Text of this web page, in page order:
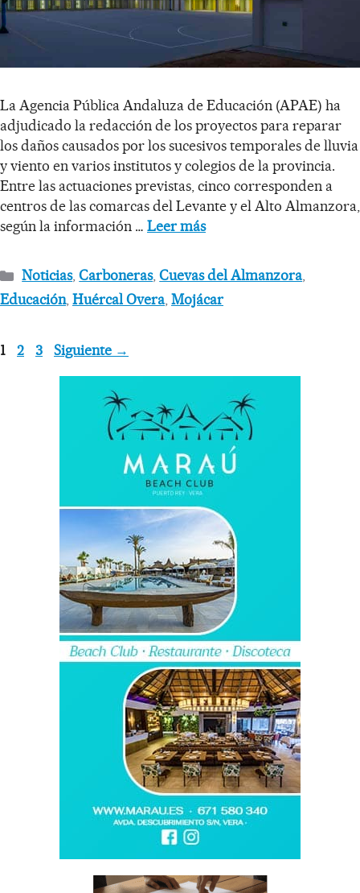
La Agencia Pública Andaluza de Educación (APAE) ha
adjudicado la redacción de los proyectos para reparar
los daños causados por los sucesivos temporales de lluvia
y viento en varios institutos y colegios de la provincia.
Entre las actuaciones previstas, cinco corresponden a
centros de las comarcas del Levante y el Alto Almanzora,
según la información … Leer más
Noticias,Carboneras,Cuevas del Almanzora,
Educación,Huércal Overa,Mojácar
1 2 3 Siguiente →